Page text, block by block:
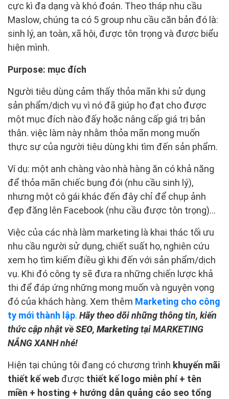
cực kì đa dạng và khó đoán. Theo tháp nhu cầu
Maslow, chúng ta có 5 group nhu cầu căn bản đó là:
sinh lý, an toàn, xã hội, được tôn trọng và được biểu
hiện mình.
Purpose: mục đích
Người tiêu dùng cảm thấy thỏa mãn khi sử dụng
sản phẩm/dịch vụ vì nó đã giúp họ đạt cho được
một mục đích nào đấy hoặc nâng cấp giá trị bản
thân. việc làm này nhằm thỏa mãn mong muốn
thực sự của người tiêu dùng khi tìm đến sản phẩm.
Ví dụ: một anh chàng vào nhà hàng ăn có khả năng
để thỏa mãn chiếc bụng đói (nhu cầu sinh lý),
nhưng một cô gái khác đến đây chỉ để chụp ảnh
đẹp đăng lên Facebook (nhu cầu được tôn trọng)…
Việc của các nhà làm marketing là khai thác tối ưu
nhu cầu người sử dụng, chiết suất họ, nghiên cứu
xem họ tìm kiếm điều gì khi đến với sản phẩm/dịch
vụ. Khi đó công ty sẽ đưa ra những chiến lược khả
thi để đáp ứng những mong muốn và nguyện vọng
đó của khách hàng. Xem thêm Marketing cho công
ty mới thành lập. Hãy theo dõi những thông tin, kiến
thức cập nhật vềSEO, Marketingtại MARKETING
NẮNG XANH nhé!
Hiện tại chúng tôi đang có chương trình khuyến mãi
thiết kế web được thiết kế logo miễn phí + tên
miền + hosting + hướng dẫn quảng cáo seo tổng